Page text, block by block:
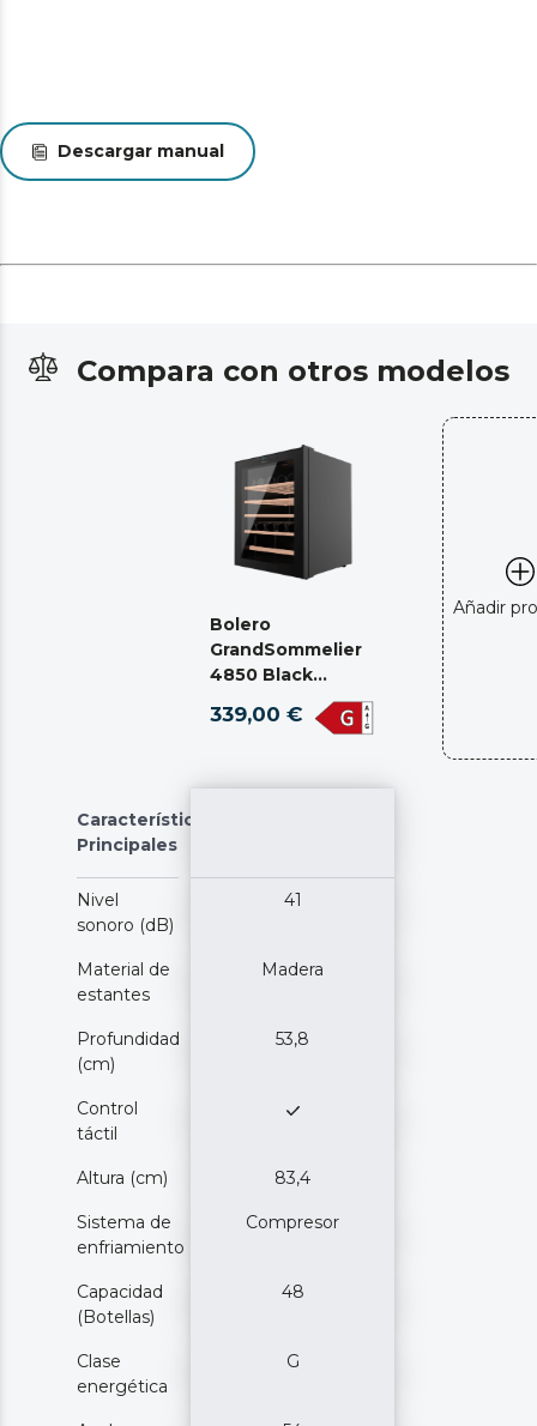
Descargar manual
Compara con otros modelos
Bolero
GrandSommelier
4850 Black
339,00 €
Añadir
Características
Principales
Nivel
sonoro (dB)
41
Material de
estantes
Madera
Profundidad
(cm)
53,8
Control
táctil
Altura (cm) 83,4
Sistema de
enfriamiento
Compresor
Capacidad
(Botellas)
48
Clase
energética
G